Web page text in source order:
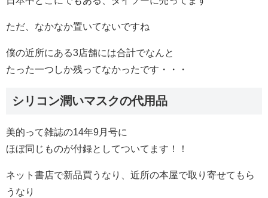
ただ、なかなか置いてないですね
僕の近所にある3店舗には合計でなんと
たった一つしか残ってなかったです・・・
シリコン潤いマスクの代用品
美的って雑誌の14年9月号に
ほぼ同じものが付録としてついてます！！
ネット書店で新品買うなり、近所の本屋で取り寄せてもら
うなり